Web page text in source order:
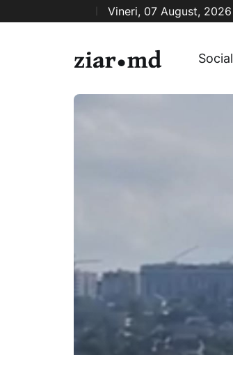
Vineri, 07 August, 2026
Social